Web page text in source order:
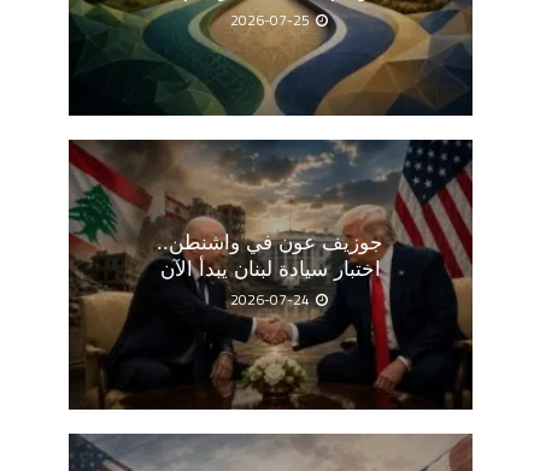
2026-07-25
جوزيف عون في واشنطن..
اختبار سيادة لبنان يبدأ الآن
2026-07-24